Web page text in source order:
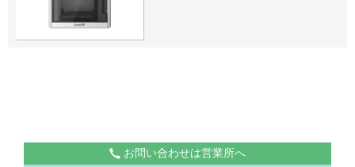
お問い合わせは営業所へ